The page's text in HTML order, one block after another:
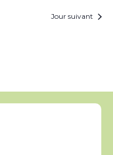
Jour suivant